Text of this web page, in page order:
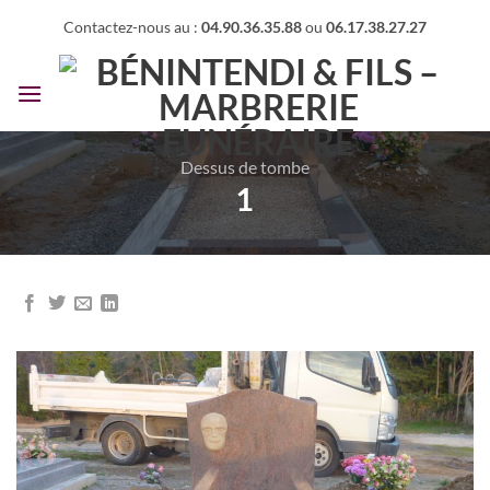
contenu
Contactez-nous au : 04.90.36.35.88ou 06.17.38.27.27
Dessus de tombe
1